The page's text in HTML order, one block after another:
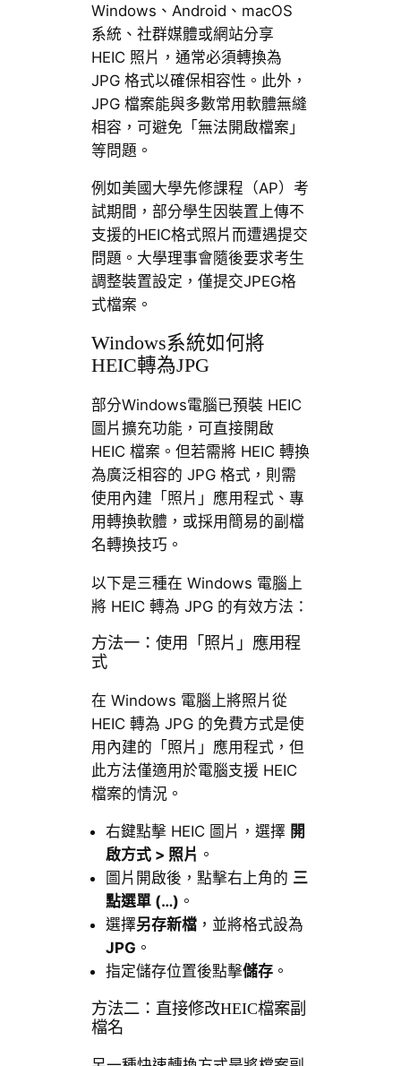
Windows、Android、macOS
系統、社群媒體或網站分享
HEIC 照片，通常必須轉換為
JPG 格式以確保相容性。此外，
JPG 檔案能與多數常用軟體無縫
相容，可避免「無法開啟檔案」
等問題。
例如美國大學先修課程（AP）考
試期間，部分學生因裝置上傳不
支援的HEIC格式照片而遭遇提交
問題。大學理事會隨後要求考生
調整裝置設定，僅提交JPEG格
式檔案。
Windows系統如何將
HEIC轉為JPG
部分Windows電腦已預裝 HEIC
圖片擴充功能，可直接開啟
HEIC 檔案。但若需將 HEIC 轉換
為廣泛相容的 JPG 格式，則需
使用內建「照片」應用程式、專
用轉換軟體，或採用簡易的副檔
名轉換技巧。
以下是三種在 Windows 電腦上
將 HEIC 轉為 JPG 的有效方法：
方法一：使用「照片」應用程
式
在 Windows 電腦上將照片從
HEIC 轉為 JPG 的免費方式是使
用內建的「照片」應用程式，但
此方法僅適用於電腦支援 HEIC
檔案的情況。
右鍵點擊 HEIC 圖片，選擇 開
啟方式 > 照片 。
圖片開啟後，點擊右上角的 三
點選單 (…) 。
選擇另存新檔，並將格式設為
JPG 。
指定儲存位置後點擊儲存。
方法二：直接修改HEIC檔案副
檔名